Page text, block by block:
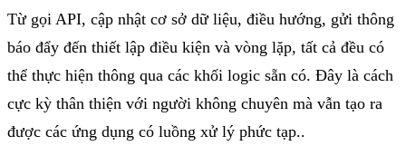
Từ gọi API, cập nhật cơ sở dữ liệu, điều hướng, gửi thông
báo đẩy đến thiết lập điều kiện và vòng lặp, tất cả đều có
thể thực hiện thông qua các khối logic sẵn có. Đây là cách
cực kỳ thân thiện với người không chuyên mà vẫn tạo ra
được các ứng dụng có luồng xử lý phức tạp..